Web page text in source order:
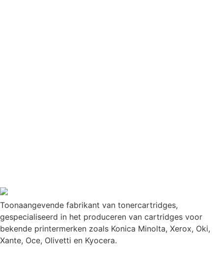
Toonaangevende fabrikant van tonercartridges,
gespecialiseerd in het produceren van cartridges voor
bekende printermerken zoals Konica Minolta, Xerox, Oki,
Xante, Oce, Olivetti en Kyocera.